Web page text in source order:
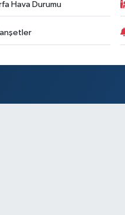
Hava Durumu